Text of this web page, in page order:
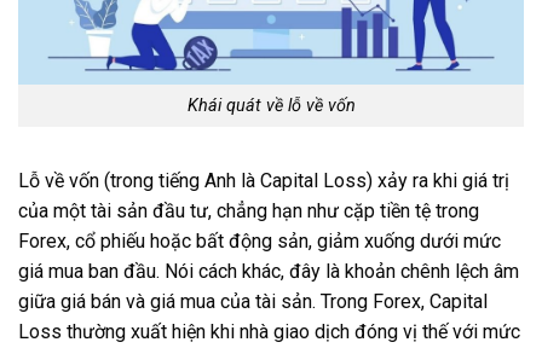
Khái quát về lỗ về vốn
Lỗ về vốn (trong tiếng Anh là Capital Loss) xảy ra khi giá trị
của một tài sản đầu tư, chẳng hạn như cặp tiền tệ trong
Forex, cổ phiếu hoặc bất động sản, giảm xuống dưới mức
giá mua ban đầu. Nói cách khác, đây là khoản chênh lệch âm
giữa giá bán và giá mua của tài sản. Trong Forex, Capital
Loss thường xuất hiện khi nhà giao dịch đóng vị thế với mức